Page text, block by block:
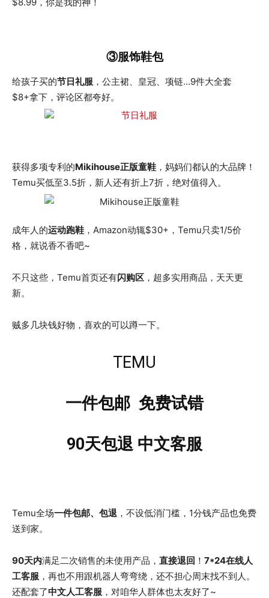
③服饰鞋包
给孩子买的节日礼服 ，公主裙、皇冠、项链…9件大全套
$8+拿下，评论区都夸好。
获得多项专利的Mikihouse正版童鞋 ，妈妈们都认的大品牌！
Temu买低至3.5折，新人还有折上7折，绝对值得入。
成年人的运动跑鞋 ，Amazon动辄$30+，Temu只卖1/5价
格，就说香不香吧~
不只这些，Temu首页还有闪购区 ，超多实用商品，天天更
新。
贼多几块钱好物，喜欢的可以蹲一下。
TEMU
一件包邮 免费试错
90天包退 中文客服
Temu全场一件包邮、包退 ，不设低消门槛，1分钱产品也免费
送到家。
90天内满足二次销售的未使用产品， 直接退回 ！ 7*24在线人
工客服 ，再也不用跟机器人弯弯绕，还不担心周末找不到人。
还配套了中文人工客服 ，对咱华人群体也太友好了~